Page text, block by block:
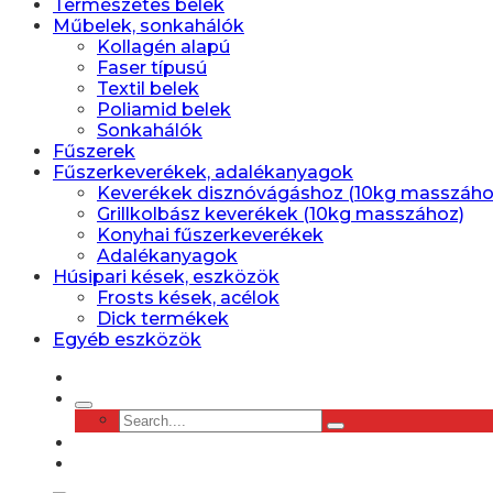
Természetes belek
Műbelek, sonkahálók
Kollagén alapú
Faser típusú
Textil belek
Poliamid belek
Sonkahálók
Fűszerek
Fűszerkeverékek, adalékanyagok
Keverékek disznóvágáshoz (10kg
Grillkolbász keverékek (10kg masszához)
Konyhai fűszerkeverékek
Adalékanyagok
Húsipari kések, eszközök
Frosts kések, acélok
Dick termékek
Egyéb eszközök